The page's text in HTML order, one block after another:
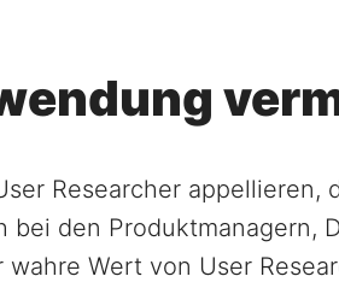
Researcher appellieren,
bei den Produktmanagern,
Wert von User